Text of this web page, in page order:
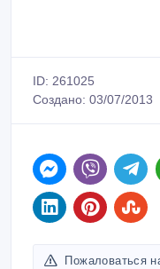
ID: 261025
Создано: 03/07/2013
Пожаловаться